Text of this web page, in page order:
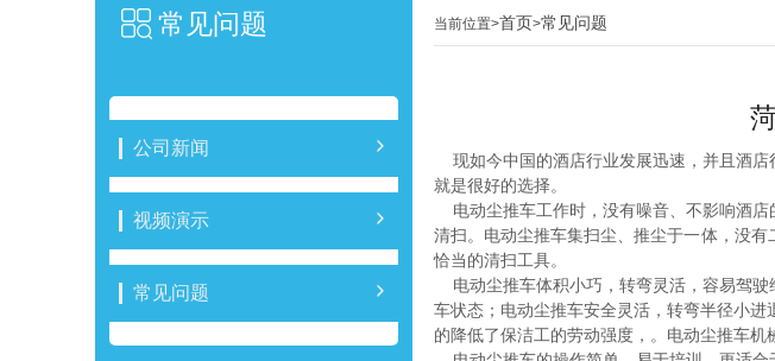
常见问题
公司新闻
视频演示
常见问题
当前位置>首页>常见问题
现如今中国的酒店行业发展迅速，并且酒店
就是很好的选择。
电动尘推车工作时，没有噪音、不影响酒店
清扫。电动尘推车集扫尘、推尘于一体，没
恰当的清扫工具。
电动尘推车体积小巧，转弯灵活，容易驾驶
车状态；电动尘推车安全灵活，转弯半径小
的降低了保洁工的劳动强度，。电动尘推车机